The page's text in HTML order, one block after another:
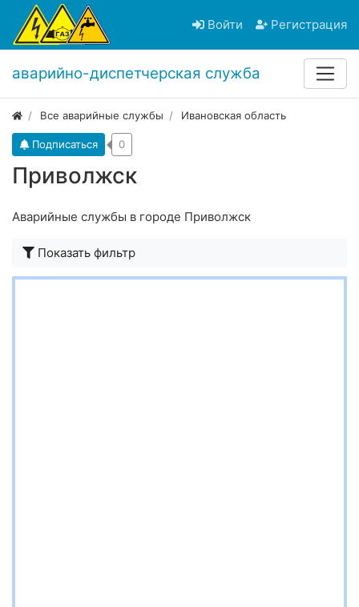
Войти Регистрация
аварийно-диспетчерская служба
Все аварийные службы Ивановская область
Приволжск
Подписаться 0
Аварийные службы в городе Приволжск
Показать фильтр